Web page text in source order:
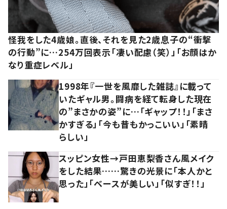
怪我をした4歳娘。直後、それを見た2歳息子の“衝撃
の行動”に…254万回表示「凄い配慮（笑）」「お顔はか
なり重症レベル」
1998年『一世を風靡した雑誌』に載って
いたギャル男。闘病を経て転身した現在
の”まさかの姿”に…「ギャップ！！」「まさ
かすぎる」「今も昔もかっこいい」「素晴
らしい」
スッピン女性→戸田恵梨香さん風メイク
をした結果……驚きの光景に「本人かと
思った」「ベースが美しい」「似すぎ！！」